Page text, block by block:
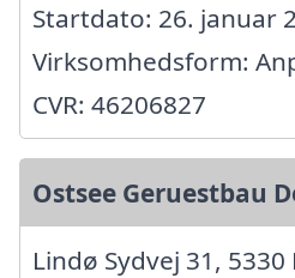
Startdato: 26. januar
Virksomhedsform:
CVR: 46206827
Ostsee Geruestbau
Lindø Sydvej 31,